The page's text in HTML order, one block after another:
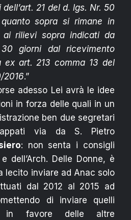
21 del d. lgs. Nr. 50
sopra si rimane in
rilievi sopra indicati da
giorni dal ricevimento
ex art. 213 comma 13 del
2016.”
adesso Lei avrà le idee
in forza delle quali in un
ben due segretari
via da S. Pietro
: non senta i consigli
dell’Arch. Delle Donne, è
lecito inviare ad Anac solo
dal 2012 al 2015 ad
di inviare quelli
in favore delle altre